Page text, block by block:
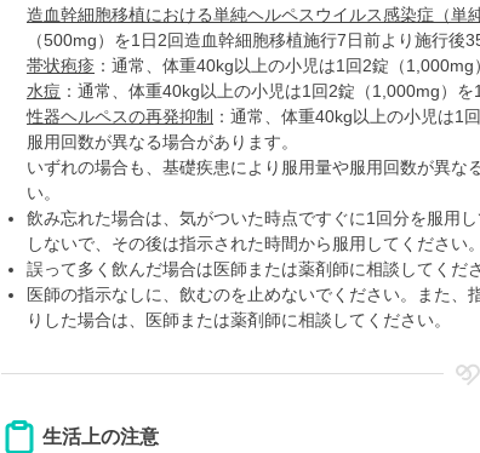
造血幹細胞移植における単純ヘルペスウイルス感染症（単
（500mg）を1日2回造血幹細胞移植施行7日前より施行後
帯状疱疹 ：通常、体重40kg以上の小児は1回2錠（1,000mg
水痘 ：通常、体重40kg以上の小児は1回2錠（1,000mg）を
性器ヘルペスの再発抑制 ：通常、体重40kg以上の小児は1
服用回数が異なる場合があります。
いずれの場合も、基礎疾患により服用量や服用回数が異
い。
飲み忘れた場合は、気がついた時点ですぐに1回分を服用
しないで、その後は指示された時間から服用してください
誤って多く飲んだ場合は医師または薬剤師に相談してくださ
医師の指示なしに、飲むのを止めないでください。また
りした場合は、医師または薬剤師に相談してください。
生活上の注意